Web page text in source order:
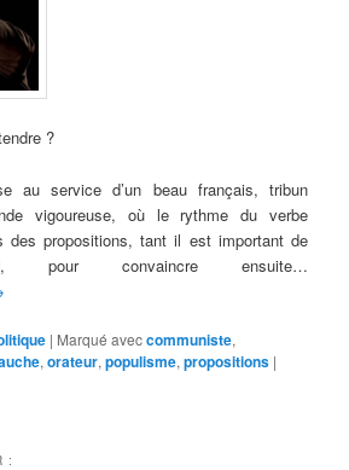
?
au service d’un beau français, tribun
vigoureuse, où le rythme du verbe
des propositions, tant il est important de
pour convaincre ensuite…
| Marqué aveccommuniste,
,orateur,populisme,propositions |
: